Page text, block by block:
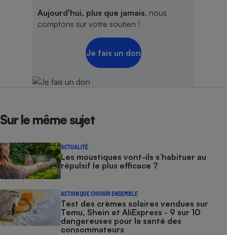
Aujourd'hui, plus que jamais, nous
comptons sur votre soutien !
Je fais un don
Sur le même sujet
ACTUALITÉ
Les moustiques vont-ils s’habituer au
répulsif le plus efficace ?
ACTION QUE CHOISIR ENSEMBLE
Test des crèmes solaires vendues sur
Temu, Shein et AliExpress - 9 sur 10
dangereuses pour la santé des
consommateurs